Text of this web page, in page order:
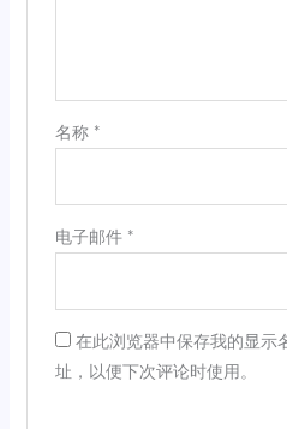
名称 *
电子邮件 *
在此浏览器中保存我的显示
址，以便下次评论时使用。